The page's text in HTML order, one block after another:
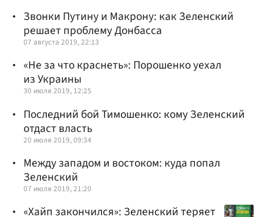
Звонки Путину и Макрону: как Зеленский
решает проблему Донбасса
07 августа 2019, 22:13
«Не за что краснеть»: Порошенко уехал
из Украины
30 июля 2019, 12:25
Последний бой Тимошенко: кому Зеленский
отдаст власть
20 июля 2019, 09:34
Между западом и востоком: куда попал
Зеленский
07 июля 2019, 21:20
«Хайп закончился»: Зеленский теряет